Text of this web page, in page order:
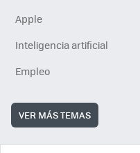
Apple
Inteligencia artificial
Empleo
VER MÁS TEMAS